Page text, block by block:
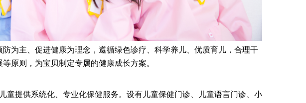
为主、促进健康为理念，遵循绿色诊疗、科学养儿、优质育儿，合理干
原则，为宝贝制定专属的健康成长方案。
童提供系统化、专业化保健服务。设有儿童保健门诊、儿童语言门诊、小